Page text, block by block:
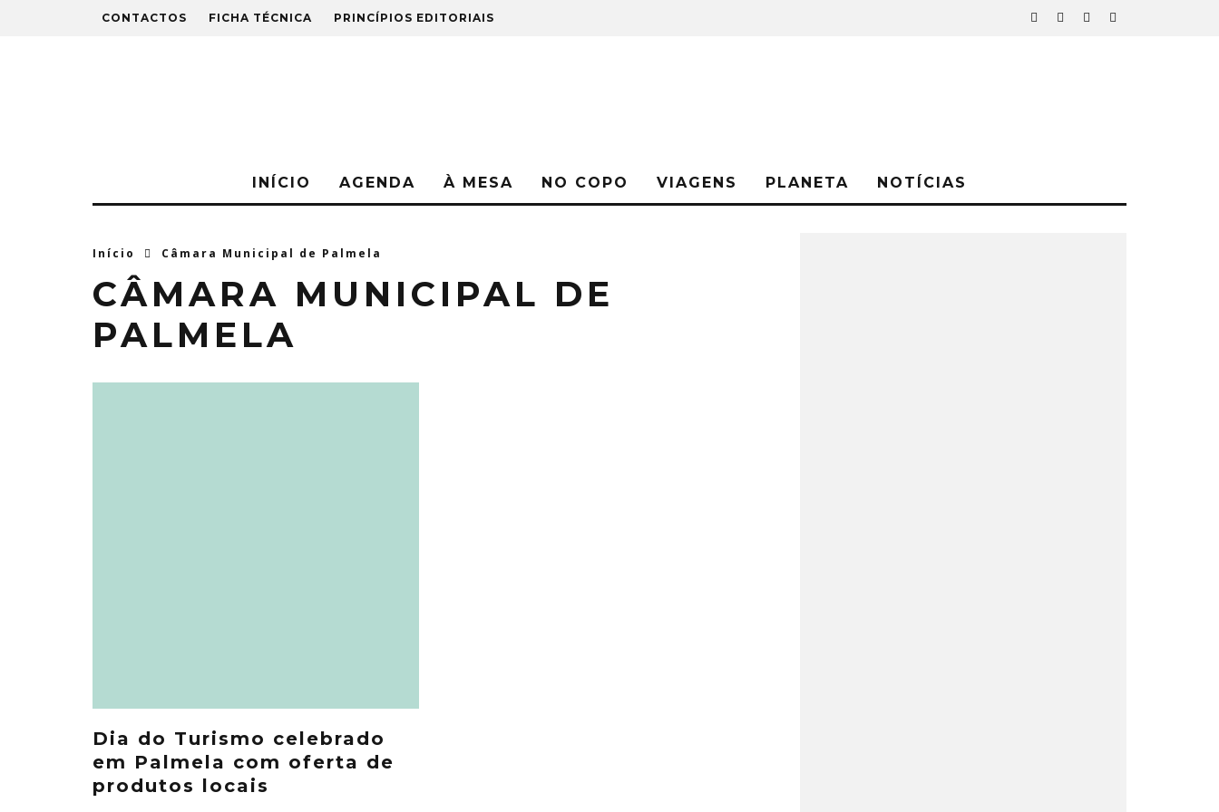
CONTACTOS FICHA TÉCNICA PRINCÍPIOS EDITORIAIS
INÍCIO AGENDA À MESA NO COPO VIAGENS PLANETA NOTÍCIAS
Início Câmara Municipal de Palmela
CÂMARA MUNICIPAL DE
PALMELA
Dia do Turismo celebrado
em Palmela com oferta de
produtos locais